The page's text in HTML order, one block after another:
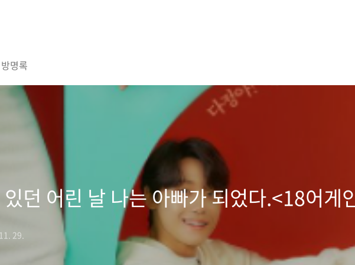
방명록
던 어린 날 나는 아빠가 되었다.<18어게
29.